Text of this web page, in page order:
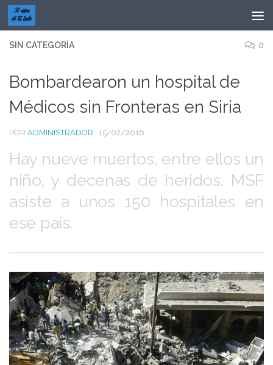
Saltar al contenido
SIN CATEGORÍA 0
Bombardearon un hospital de
Médicos sin Fronteras en Siria
POR ADMINISTRADOR · 15/02/2016
Hay nueve muertos, entre ellos un
niño, y decenas de heridos. MSF
asiste a unos 150 hospitales en
ese país.